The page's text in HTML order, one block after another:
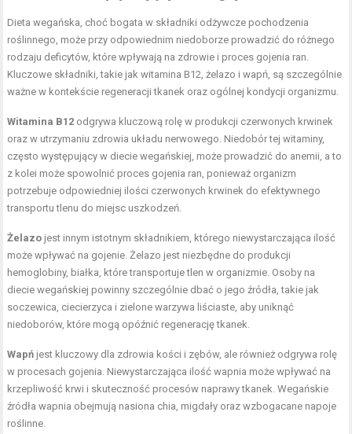
Dieta wegańska, choć bogata w składniki odżywcze pochodzenia
roślinnego, może przy odpowiednim niedoborze prowadzić do różnego
rodzaju deficytów, które wpływają na zdrowie i proces gojenia ran.
Kluczowe składniki, takie jak witamina B12, żelazo i wapń, są szczególnie
ważne w kontekście regeneracji tkanek oraz ogólnej kondycji organizmu.
Witamina B12 odgrywa kluczową rolę w produkcji czerwonych krwinek
oraz w utrzymaniu zdrowia układu nerwowego. Niedobór tej witaminy,
często występujący w diecie wegańskiej, może prowadzić do anemii, a to
z kolei może spowolnić proces gojenia ran, ponieważ organizm
potrzebuje odpowiedniej ilości czerwonych krwinek do efektywnego
transportu tlenu do miejsc uszkodzeń.
Żelazo jest innym istotnym składnikiem, którego niewystarczająca ilość
może wpływać na gojenie. Żelazo jest niezbędne do produkcji
hemoglobiny, białka, które transportuje tlen w organizmie. Osoby na
diecie wegańskiej powinny szczególnie dbać o jego źródła, takie jak
soczewica, ciecierzyca i zielone warzywa liściaste, aby uniknąć
niedoborów, które mogą opóźnić regenerację tkanek.
Wapń jest kluczowy dla zdrowia kości i zębów, ale również odgrywa rolę
w procesach gojenia. Niewystarczająca ilość wapnia może wpływać na
krzepliwość krwi i skuteczność procesów naprawy tkanek. Wegańskie
źródła wapnia obejmują nasiona chia, migdały oraz wzbogacane napoje
roślinne.